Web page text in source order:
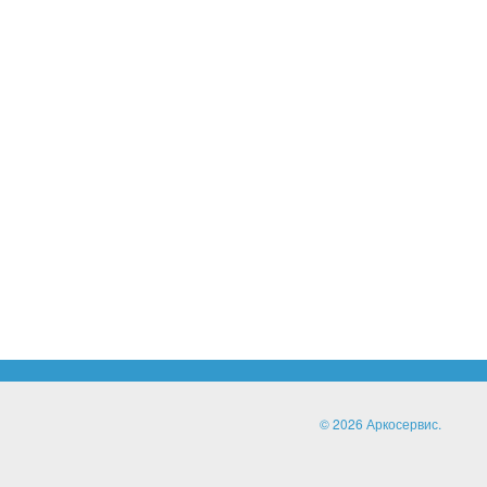
© 2026 Аркосервис.